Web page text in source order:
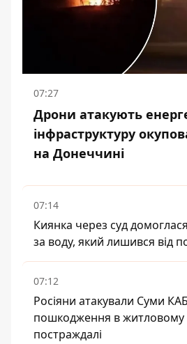
07:27
Дрони атакують
інфраструктуру
на Донеччині
07:14
Киянка через суд
за воду, який лишився від
07:12
Росіяни атакували Суми
пошкодження в житловому
постраждалі